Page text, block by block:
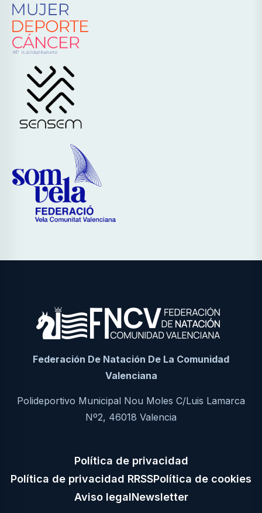
Federación De Natación De La Comunidad
Valenciana
Polideportivo Municipal Nou Moles C/Luis Lamarca
Nº2, 46018 Valencia
Política de privacidad
Política de privacidad RRSSPolítica de cookies
Aviso legalNewsletter